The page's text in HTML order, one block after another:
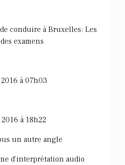
conduire à Bruxelles: Les
examens
à 07h03
à 18h22
un autre angle
d'interprétation audio